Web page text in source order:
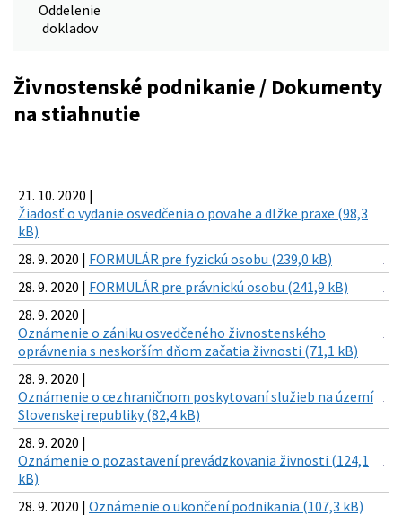
Oddelenie
dokladov
Živnostenské podnikanie / Dokumenty
na stiahnutie
21. 10. 2020 |
Žiadosť o vydanie osvedčenia o povahe a dlžke praxe (98,3
kB)
28. 9. 2020 | FORMULÁR pre fyzickú osobu (239,0 kB)
28. 9. 2020 | FORMULÁR pre právnickú osobu (241,9 kB)
28. 9. 2020 |
Oznámenie o zániku osvedčeného živnostenského
oprávnenia s neskorším dňom začatia živnosti (71,1 kB)
28. 9. 2020 |
Oznámenie o cezhraničnom poskytovaní služieb na území
Slovenskej republiky (82,4 kB)
28. 9. 2020 |
Oznámenie o pozastavení prevádzkovania živnosti (124,1
kB)
28. 9. 2020 | Oznámenie o ukončení podnikania (107,3 kB)